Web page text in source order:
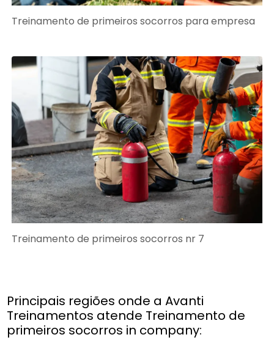
Treinamento de primeiros socorros para empresa
Treinamento de primeiros socorros nr 7
Principais regiões onde a Avanti
Treinamentos atende Treinamento de
primeiros socorros in company: